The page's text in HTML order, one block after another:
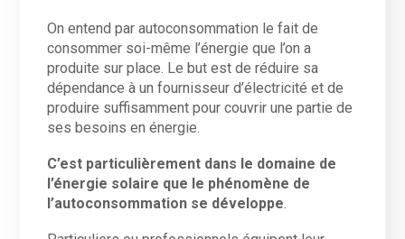
On entend par autoconsommation le fait de
consommer soi-même l’énergie que l’on a
produite sur place. Le but est de réduire sa
dépendance à un fournisseur d’électricité et de
produire suffisamment pour couvrir une partie de
ses besoins en énergie.
C’est particulièrement dans le domaine de
l’énergie solaire que le phénomène de
l’autoconsommation se développe.